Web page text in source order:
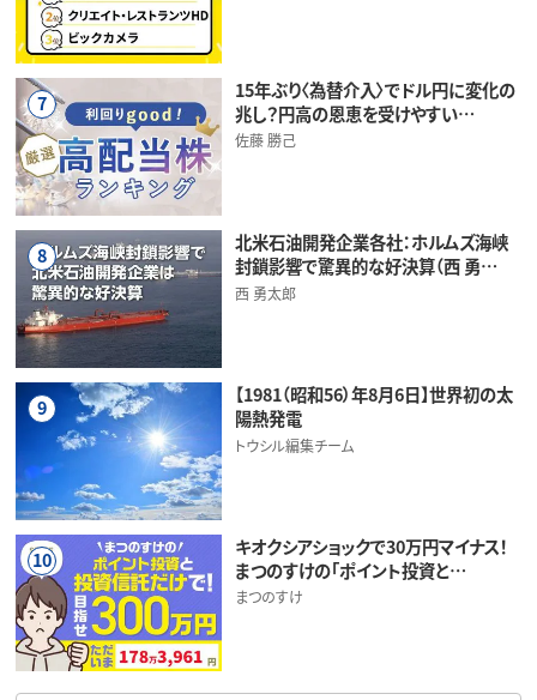
7
15年ぶり〈為替介入〉でドル円に変化の
兆し？円高の恩恵を受けやすい…
佐藤 勝己
8
北米石油開発企業各社：ホルムズ海峡
封鎖影響で驚異的な好決算（西 勇…
西 勇太郎
9
【1981（昭和56）年8月6日】世界初の太
陽熱発電
トウシル編集チーム
10
キオクシアショックで30万円マイナス！
まつのすけの「ポイント投資と…
まつのすけ